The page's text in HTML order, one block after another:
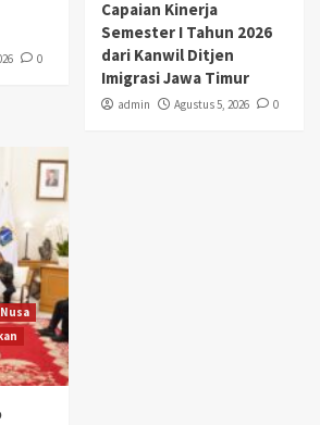
0
Capaian Kinerja
Semester I Tahun 2026
dari Kanwil Ditjen
Imigrasi Jawa Timur
admin Agustus 5, 2026 0
Nusa